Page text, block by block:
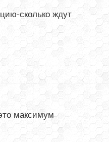
сколько ждут
максимум